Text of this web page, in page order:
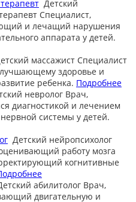
Детский
Специалист,
и лечащий нарушения
аппарата у детей.
массажист Специалист
здоровье и
ребенка. Подробнее
невролог Врач,
диагностикой и лечением
системы у детей.
Детский нейропсихолог
работу мозга
когнитивные
абилитолог Врач,
двигательную и